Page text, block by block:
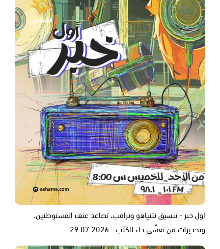
اول خبر - تنسيق نتنياهو وترامب، تصاعد عنف المستوطنين،
وتحذيرات من تفشّي داء الكَلَب - 29.07.2026